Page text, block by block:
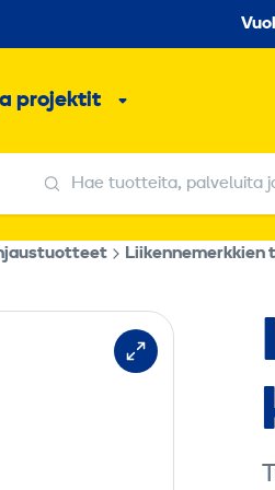
projektit Alavalikko
Hae tuotteita, palveluita
Hae tuotteita, palveluita
Liikennemerkkien